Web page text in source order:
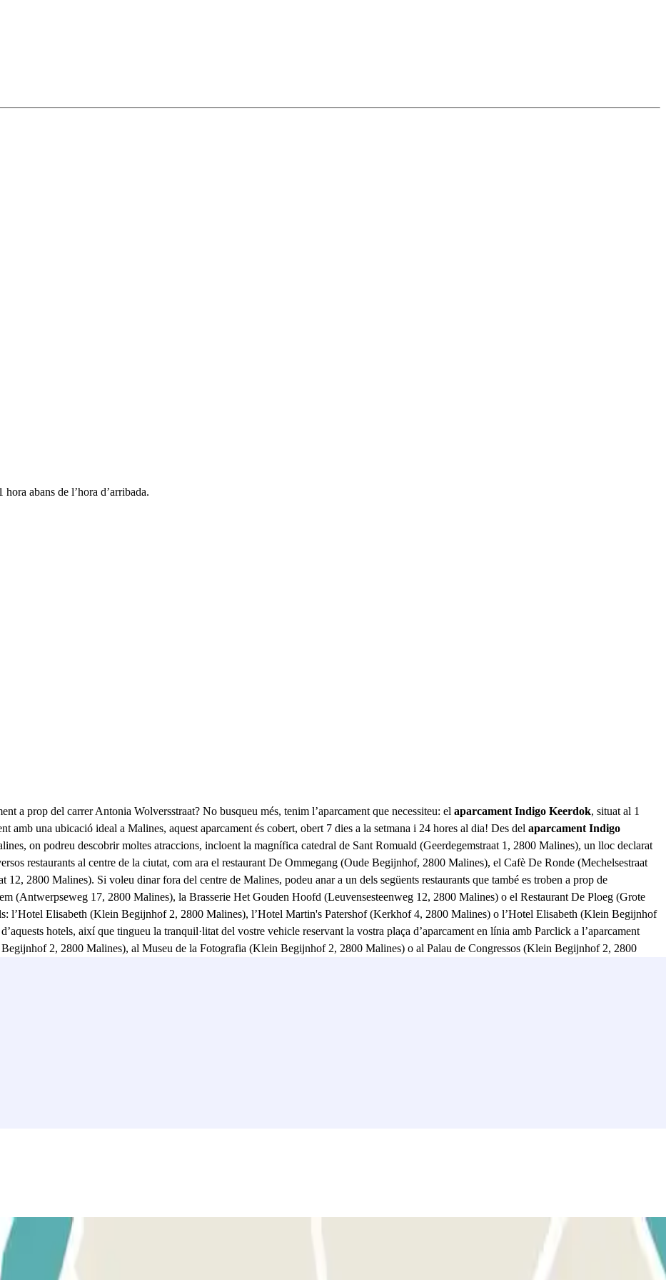
abans de l’hora d’arribada.
a prop del carrer Antonia Wolversstraat? No busqueu més, tenim l’aparcament que necessiteu: el aparcament Indigo Keerdok, situat al 1
amb una ubicació ideal a Malines, aquest aparcament és cobert, obert 7 dies a la setmana i 24 hores al dia! Des del aparcament Indigo
on podreu descobrir moltes atraccions, incloent la magnífica catedral de Sant Romuald (Geerdegemstraat 1, 2800 Malines), un lloc declarat
restaurants al centre de la ciutat, com ara el restaurant De Ommegang (Oude Begijnhof, 2800 Malines), el Cafè De Ronde (Mechelsestraat
2800 Malines). Si voleu dinar fora del centre de Malines, podeu anar a un dels següents restaurants que també es troben a prop de
(Antwerpseweg 17, 2800 Malines), la Brasserie Het Gouden Hoofd (Leuvensesteenweg 12, 2800 Malines) o el Restaurant De Ploeg (Grote
l’Hotel Elisabeth (Klein Begijnhof 2, 2800 Malines), l’Hotel Martin's Patershof (Kerkhof 4, 2800 Malines) o l’Hotel Elisabeth (Klein Begijnhof
hotels, així que tingueu la tranquil·litat del vostre vehicle reservant la vostra plaça d’aparcament en línia amb Parclick a l’aparcament
2, 2800 Malines), al Museu de la Fotografia (Klein Begijnhof 2, 2800 Malines) o al Palau de Congressos (Klein Begijnhof 2, 2800